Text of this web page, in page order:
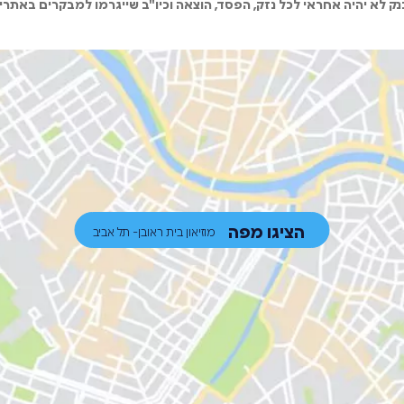
הציגו מפה מוזיאון בית ראובן- תל אביב